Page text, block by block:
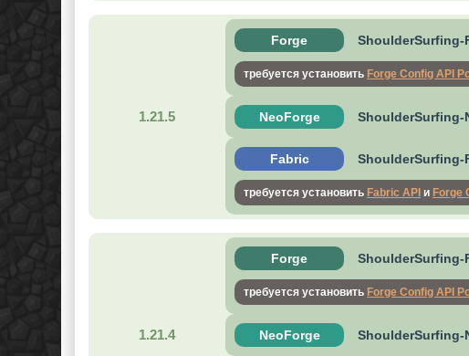
1.21.5
Forge ShoulderSurfing-
требуется установить Forge Config API
NeoForge ShoulderSurfing-
Fabric ShoulderSurfing-
требуется установить Fabric API и Forge
1.21.4
Forge ShoulderSurfing-
требуется установить Forge Config API
NeoForge ShoulderSurfing-